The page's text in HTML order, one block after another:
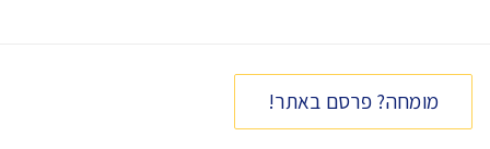
מומחה? פרסם באתר!